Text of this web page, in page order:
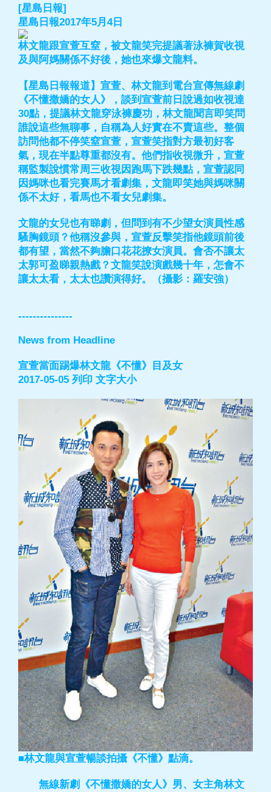
[星島日報]
星島日報2017年5月4日
林文龍跟宣萱互窒，被文龍笑完提議著泳褲賀收視
及與阿媽關係不好後，她也來爆文龍料。
【星島日報報道】宣萱、林文龍到電台宣傳無線劇
《不懂撒嬌的女人》，談到宣萱前日說過如收視達
30點，提議林文龍穿泳褲慶功，林文龍聞言即笑問
誰說這些無聊事，自稱為人好實在不賣這些。整個
訪問他都不停笑窒宣萱，宣萱笑指對方最初好客
氣，現在半點尊重都沒有。他們指收視微升，宣萱
稱監製說慣常周三收視因跑馬下跌幾點，宣萱認同
因媽咪也看完賽馬才看劇集，文龍即笑她與媽咪關
係不太好，看馬也不看女兒劇集。
文龍的女兒也有睇劇，但問到有不少望女演員性感
騷胸鏡頭？他稱沒參與，宣萱反擊笑指他鏡頭前後
都有望，當然不夠膽口花花撩女演員。會否不讓太
太郭可盈睇親熱戲？文龍笑說演戲幾十年，怎會不
讓太太看，太太也讚演得好。（攝影：羅安強）
---------------
News from Headline
宣萱當面踢爆林文龍《不懂》目及女
2017-05-05 列印 文字大小
■林文龍與宣萱暢談拍攝《不懂》點滴。
無線新劇《不懂撒嬌的女人》男、女主角林文